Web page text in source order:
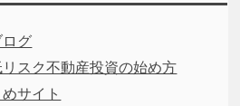
グ
スク不動産投資の始め方
サイト